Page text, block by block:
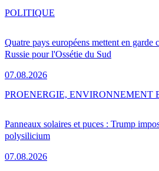
Quatre pays européens mettent en garde
Russie pour l'Ossétie du Sud
07.08.2026
POLITIQUE
Panneaux solaires et puces : Trump
polysilicium
07.08.2026
PROENERGIE, ENVIRONNEMENT